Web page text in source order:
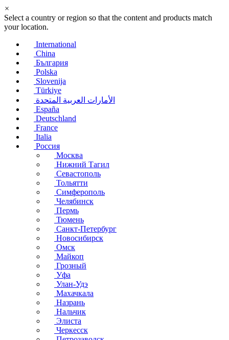
×
Select a country or region so that the content and products match
your location.
International
China
България
Polska
Slovenija
Türkiye
الأمارات العربية المتحدة
España
Deutschland
France
Italia
Россия
Москва
Нижний Тагил
Севастополь
Тольятти
Симферополь
Челябинск
Пермь
Тюмень
Санкт-Петербург
Новосибирск
Омск
Майкоп
Грозный
Уфа
Улан-Удэ
Махачкала
Назрань
Нальчик
Элиста
Черкесск